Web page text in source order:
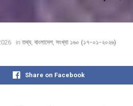
in তথ্য, বাংলাদেশ, সংখ্যা ১৬০ (১৭-০১-২০২৬)
Share on Facebook